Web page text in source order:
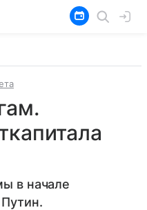
в начале